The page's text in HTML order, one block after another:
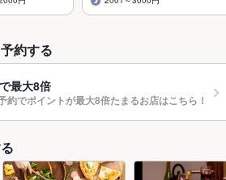
約する
最大8倍
約でポイントが最大8倍たまるお店はこちら！